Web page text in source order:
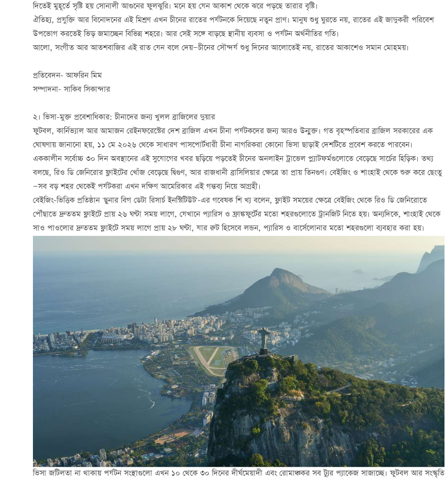
দিতেই মুহূর্তে সৃষ্টি হয় সোনালী আগুনের ফুলঝুরি। মনে হয় যেন আকাশ থেকে ঝরে পড়ছে তারার বৃষ্টি।
ঐতিহ্য, প্রযুক্তি আর বিনোদনের এই মিশ্রণ এখন চীনের রাতের পর্যটনকে দিয়েছে নতুন প্রাণ। মানুষ শুধু ঘুরতে নয়, রাতের এই জাদুকরী পরিবেশ
উপভোগ করতেই ভিড় জমাচ্ছেন বিভিন্ন শহরে। আর সেই সঙ্গে বাড়ছে স্থানীয় ব্যবসা ও পর্যটন অর্থনীতির গতি।
আলো, সংগীত আর আতশবাজির এই রাত যেন বলে দেয়—চীনের সৌন্দর্য শুধু দিনের আলোতেই নয়, রাতের আকাশেও সমান মোহময়।
প্রতিবেদন- আফরিন মিম
সম্পাদনা- সাকিব সিকান্দার
২। ভিসা-মুক্ত প্রবেশাধিকার: চীনাদের জন্য খুলল ব্রাজিলের দুয়ার
ফুটবল, কার্নিভ্যাল আর আমাজন রেইনফরেস্টের দেশ ব্রাজিল এখন চীনা পর্যটকদের জন্য আরও উন্মুক্ত। গত বৃহস্পতিবার ব্রাজিল সরকারের এক
ঘোষণায় জানানো হয়, ১১ মে ২০২৬ থেকে সাধারণ পাসপোর্টধারী চীনা নাগরিকরা কোনো ভিসা ছাড়াই দেশটিতে প্রবেশ করতে পারবেন।
এককালীন সর্বোচ্চ ৩০ দিন অবস্থানের এই সুযোগের খবর ছড়িয়ে পড়তেই চীনের অনলাইন ট্রাভেল প্ল্যাটফর্মগুলোতে বেড়েছে সার্চের হিড়িক। তথ্য
বলছে, রিও ডি জেনিরোর ফ্লাইটের খোঁজ বেড়েছে দ্বিগুণ, আর রাজধানী ব্রাসিলিয়ার ক্ষেত্রে তা প্রায় তিনগুণ। বেইজিং ও শাংহাই থেকে শুরু করে ছেংতু
—সব বড় শহর থেকেই পর্যটকরা এখন দক্ষিণ আমেরিকার এই গন্তব্য নিয়ে আগ্রহী।
বেইজিং-ভিত্তিক প্রতিষ্ঠান 'ছুনার বিগ ডেটা রিসার্চ ইনস্টিটিউট'-এর গবেষক শি খ্য বলেন, ফ্লাইট সময়ের ক্ষেত্রে বেইজিং থেকে রিও ডি জেনিরোতে
পৌঁছাতে দ্রুততম ফ্লাইটে প্রায় ২৬ ঘণ্টা সময় লাগে, যেখানে প্যারিস ও ফ্রাঙ্কফুর্টের মতো শহরগুলোতে ট্রানজিট নিতে হয়। অন্যদিকে, শাংহাই থেকে
সাও পাওলোর দ্রুততম ফ্লাইটে সময় লাগে প্রায় ২৮ ঘণ্টা, যার রুট হিসেবে লন্ডন, প্যারিস ও বার্সেলোনার মতো শহরগুলো ব্যবহার করা হয়।
ভিসা জটিলতা না থাকায় পর্যটন সংস্থাগুলো এখন ১০ থেকে ৩০ দিনের দীর্ঘমেয়াদী এবং রোমাঞ্চকর সব ট্যুর প্যাকেজ সাজাচ্ছে। ফুটবল আর সংস্কৃতি